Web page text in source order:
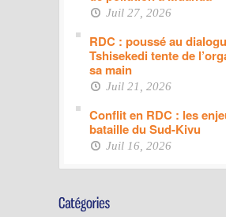
Juil 27, 2026
RDC : poussé au
Tshisekedi tente de
sa main
Juil 21, 2026
Conflit en RDC : les
bataille du Sud-Kivu
Juil 16, 2026